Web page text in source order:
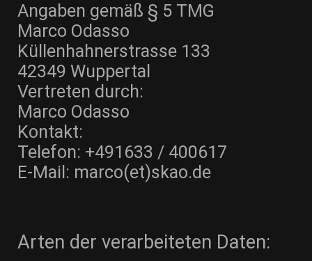
Angaben gemäß § 5 TMG
Marco Odasso
Küllenhahnerstrasse 133
42349 Wuppertal
Vertreten durch:
Marco Odasso
Kontakt:
Telefon: +491633 / 400617
E-Mail: marco(et)skao.de
Arten der verarbeiteten Daten: